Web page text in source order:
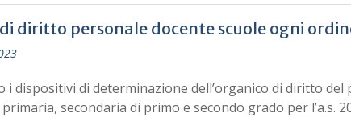
diritto personale docente scuole ogni
i dispositivi di determinazione dell’organico di diritto del
primaria, secondaria di primo e secondo grado per l’a.s.